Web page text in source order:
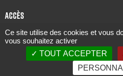
Accès
Qui sommes-nous ?
FTEL
Noël O Bureau
Ce site utilise des cookies et vous
vous souhaitez activer
TOUT ACCEPTER